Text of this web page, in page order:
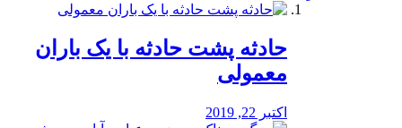
️حادثه پشت حادثه با یک باران
معمولی
اکتبر 22, 2019